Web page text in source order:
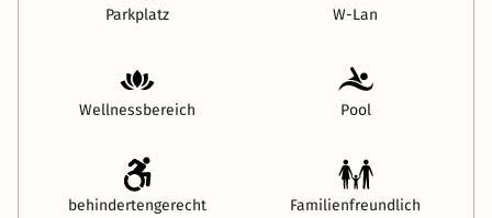
Parkplatz W-Lan
Wellnessbereich Pool
behindertengerecht Familienfreundlich